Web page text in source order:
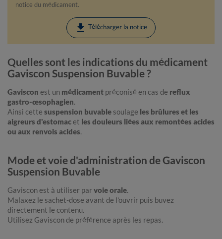
notice du médicament.
download Télécharger la notice
Quelles sont les indications du médicament
Gaviscon Suspension Buvable ?
Gaviscon est un médicament préconisé en cas de reflux
gastro-œsophagien.
Ainsi cette suspension buvable soulage les brûlures et les
aigreurs d'estomacet les douleurs liées aux remontées acides
ou aux renvois acides.
Mode et voie d'administration de Gaviscon
Suspension Buvable
Gaviscon est à utiliser parvoie orale.
Malaxez le sachet-dose avant de l'ouvrir puis buvez
directement le contenu.
Utilisez Gaviscon de préférence après les repas.